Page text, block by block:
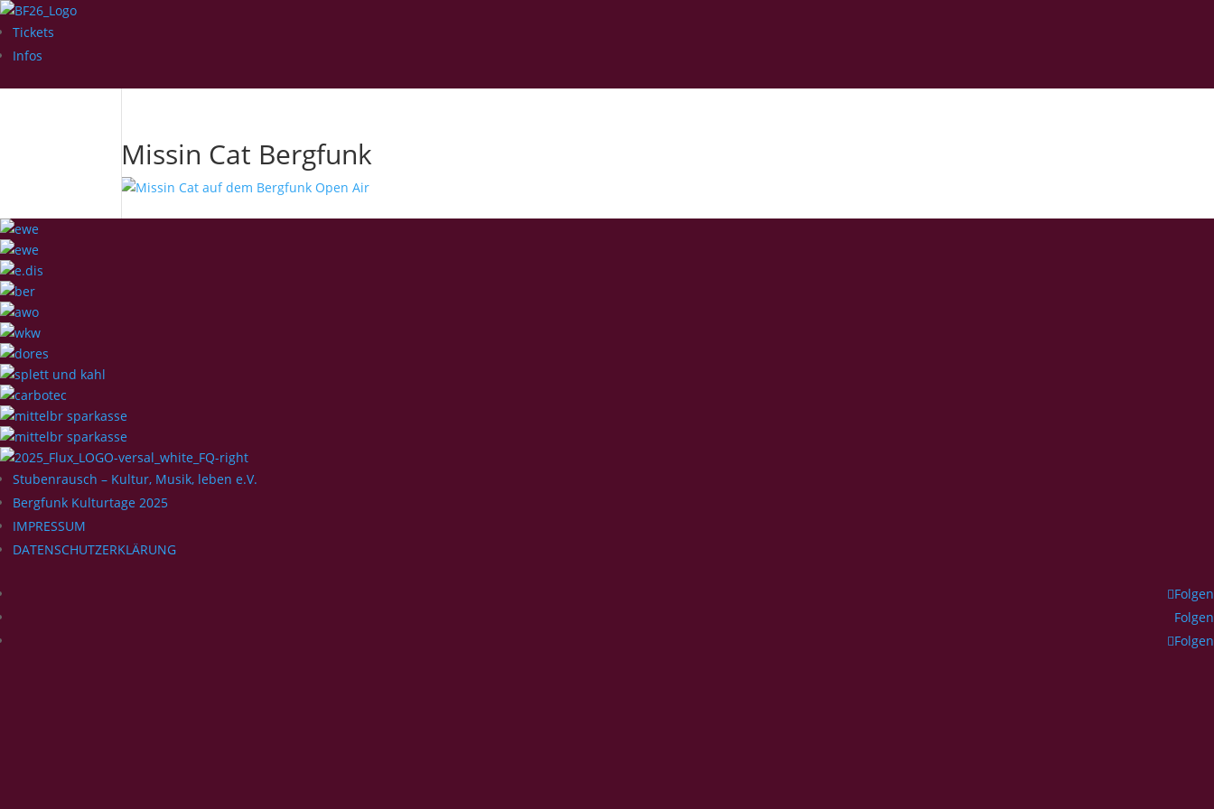
Tickets
Infos
Missin Cat Bergfunk
Stubenrausch – Kultur, Musik, leben e.V.
Bergfunk Kulturtage 2025
IMPRESSUM
DATENSCHUTZERKLÄRUNG
Folgen
Folgen
Folgen